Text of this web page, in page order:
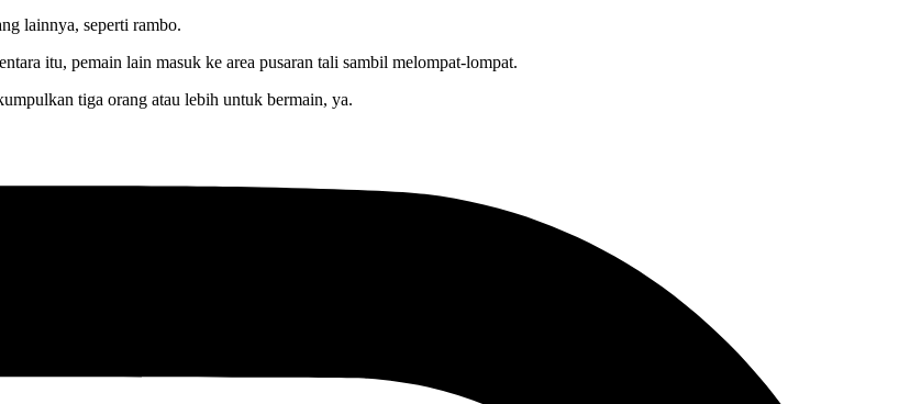
lainnya, seperti rambo.
itu, pemain lain masuk ke area pusaran tali sambil melompat-lompat.
tiga orang atau lebih untuk bermain, ya.